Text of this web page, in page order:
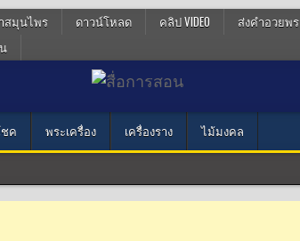
สมุนไพร ดาวน์โหลด คลิป VIDEO ส่งคำอวยพร
ค พระเครื่อง เครื่องราง ไม้มงคล